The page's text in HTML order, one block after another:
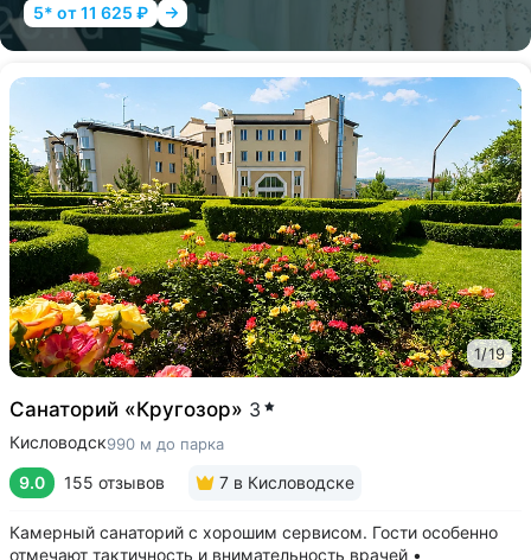
5* от 11 625 ₽
1/19
Санаторий «Кругозор» 3
Кисловодск990 м до парка
9.0 155 отзывов 7 в Кисловодске
Камерный санаторий с хорошим сервисом. Гости особенно
отмечают тактичность и внимательность врачей •